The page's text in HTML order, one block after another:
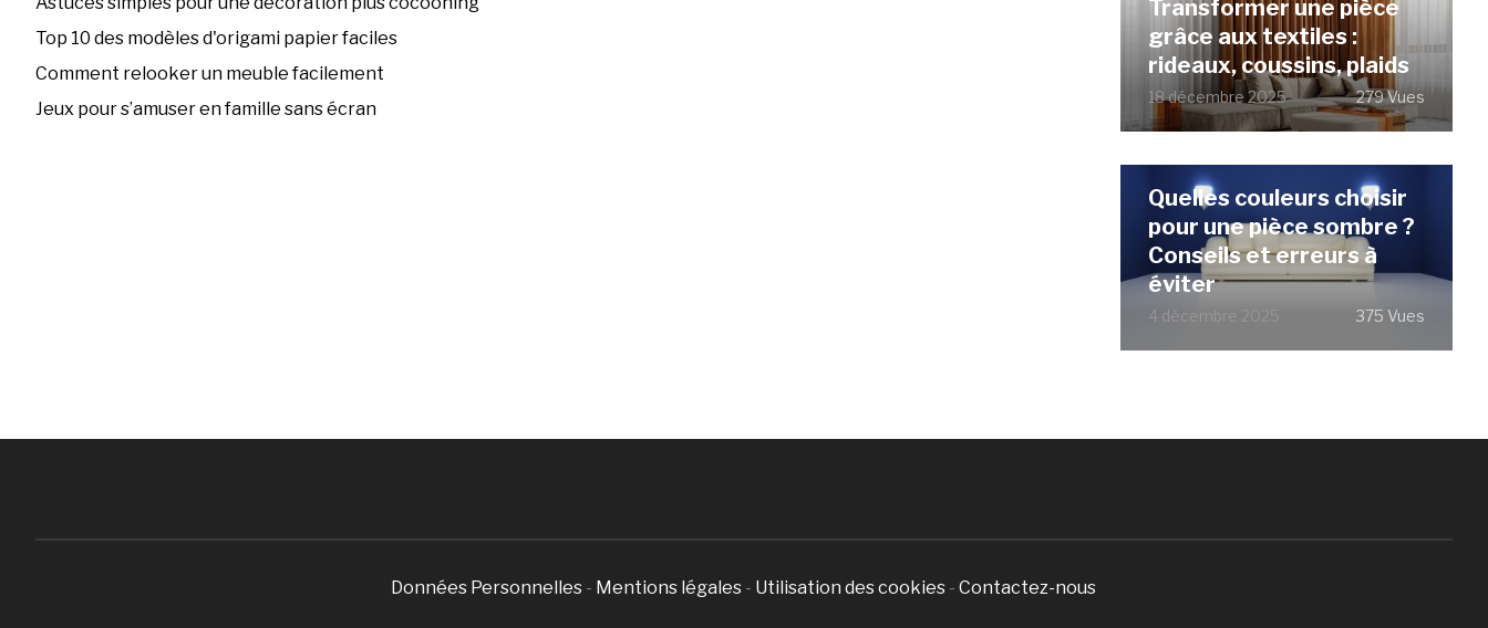
Top 10 des modèles d'origami papier faciles
Comment relooker un meuble facilement
Jeux pour s’amuser en famille sans écran
Transformer une pièce
grâce aux textiles :
rideaux, coussins, plaids
18 décembre 2025 279 Vues
Quelles couleurs choisir
pour une pièce sombre ?
Conseils et erreurs à
éviter
4 décembre 2025 375 Vues
Données Personnelles - Mentions légales - Utilisation des cookies -Contactez-nous